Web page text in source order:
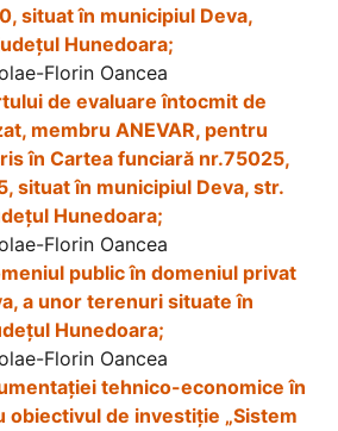
situat în municipiul Deva,
Hunedoara;
Florin Oancea
de evaluare întocmit de
membru ANEVAR, pentru
în Cartea funciară nr.75025,
situat în municipiul Deva, str.
Hunedoara;
Florin Oancea
public în domeniul privat
a unor terenuri situate în
Hunedoara;
Florin Oancea
tehnico-economice în
obiectivul de investiție „Sistem